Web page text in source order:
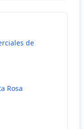
de
Rosa